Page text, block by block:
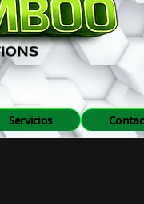
Servicios